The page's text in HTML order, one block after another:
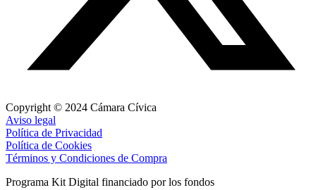
Copyright © 2024 Cámara Cívica
Aviso legal
Política de Privacidad
Política de Cookies
Términos y Condiciones de Compra
Programa Kit Digital financiado por los fondos